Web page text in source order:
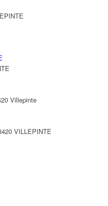
Villepinte
VILLEPINTE